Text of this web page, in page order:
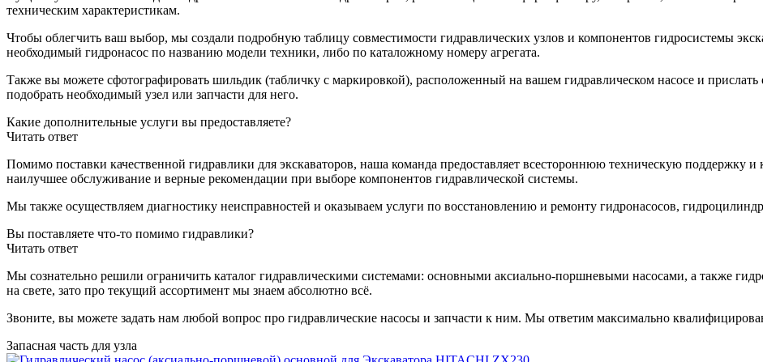
техническим характеристикам.
Чтобы облегчить ваш выбор, мы создали подробную таблицу совместимости гидравлических узлов и компонентов гидросистемы
необходимый гидронасос по названию модели техники, либо по каталожному номеру агрегата.
Также вы можете сфотографировать шильдик (табличку с маркировкой), расположенный на вашем гидравлическом насосе и
подобрать необходимый узел или запчасти для него.
Какие дополнительные услуги вы предоставляете?
Читать ответ
Помимо поставки качественной гидравлики для экскаваторов, наша команда предоставляет всестороннюю техническую поддержку
наилучшее обслуживание и верные рекомендации при выборе компонентов гидравлической системы.
Мы также осуществляем диагностику неисправностей и оказываем услуги по восстановлению и ремонту гидронасосов,
Вы поставляете что-то помимо гидравлики?
Читать ответ
Мы сознательно решили ограничить каталог гидравлическими системами: основными аксиально-поршневыми насосами, а также
на свете, зато про текущий ассортимент мы знаем абсолютно всё.
Звоните, вы можете задать нам любой вопрос про гидравлические насосы и запчасти к ним. Мы ответим максимально
Запасная часть для узла